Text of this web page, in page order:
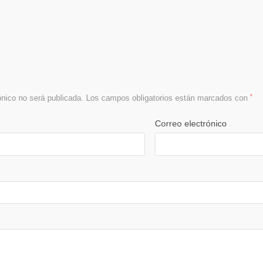
no será publicada. Los campos obligatorios están marcados con *
Correo electrónico